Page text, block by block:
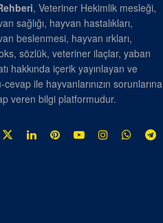
, Veteriner Hekimlik mesleği,
sağlığı, hayvan hastalıkları,
beslenmesi, hayvan ırkları,
sözlük, veteriner ilaçlar, yaban
hakkında içerik yayınlayan ve
cevap ile hayvanlarınızın sorunlarına
veren bilgi platformudur.